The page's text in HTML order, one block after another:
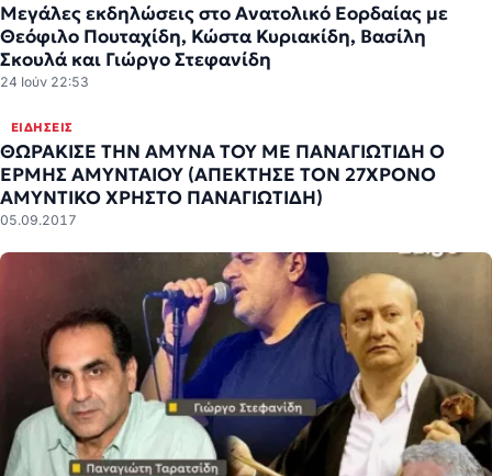
Μεγάλες εκδηλώσεις στο Ανατολικό Εορδαίας με
Θεόφιλο Πουταχίδη, Κώστα Κυριακίδη, Βασίλη
Σκουλά και Γιώργο Στεφανίδη
24 Ιούν 22:53
ΕΙΔΉΣΕΙΣ
ΘΩΡΑΚΙΣΕ ΤΗΝ ΑΜΥΝΑ ΤΟΥ ΜΕ ΠΑΝΑΓΙΩΤΙΔΗ Ο
ΕΡΜΗΣ ΑΜΥΝΤΑΙΟΥ (ΑΠΕΚΤΗΣΕ ΤΟΝ 27ΧΡΟΝΟ
ΑΜΥΝΤΙΚΟ ΧΡΗΣΤΟ ΠΑΝΑΓΙΩΤΙΔΗ)
05.09.2017